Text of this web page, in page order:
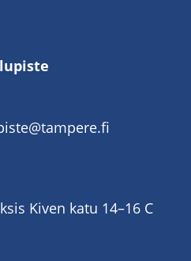
Kiven katu 14–16 C